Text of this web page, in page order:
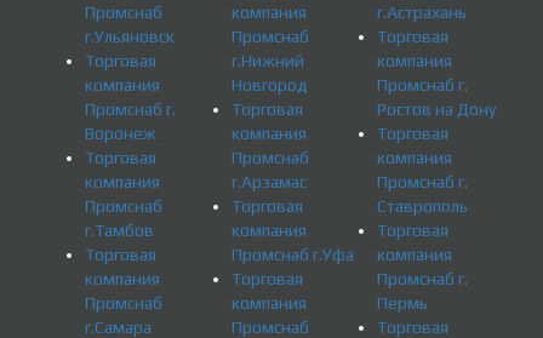
Промснаб
г.Ульяновск
Торговая
компания
Промснаб г.
Воронеж
Торговая
компания
Промснаб
г.Тамбов
Торговая
компания
Промснаб
г.Самара
компания
Промснаб
г.Нижний
Новгород
Торговая
компания
Промснаб
г.Арзамас
Торговая
компания
Промснаб г.Уфа
Торговая
компания
Промснаб
г.Астрахань
Торговая
компания
Промснаб г.
Ростов на Дону
Торговая
компания
Промснаб г.
Ставрополь
Торговая
компания
Промснаб г.
Пермь
Торговая